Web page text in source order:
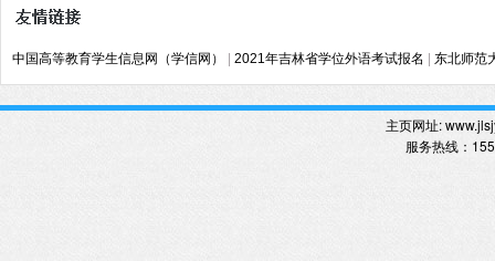
中国高等教育学生信息网（学信网） 2021年吉林省学位外语考试报名 东北师范
主页网址:
服务热线 ：